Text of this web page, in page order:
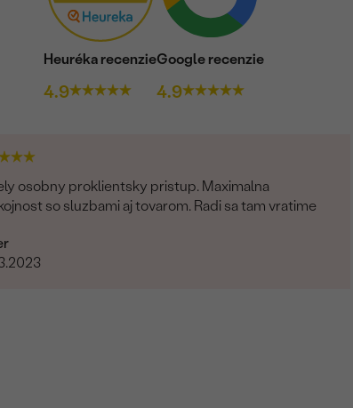
Heuréka recenzie
4.9
Google recenzie
4.9
osobny proklientsky pristup. Maximalna
so sluzbami aj tovarom. Radi sa tam vratime